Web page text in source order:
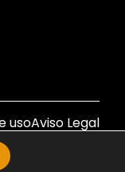
usoAviso Legal